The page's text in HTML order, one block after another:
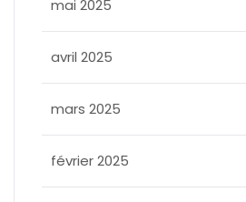
mai 2025
avril 2025
mars 2025
février 2025